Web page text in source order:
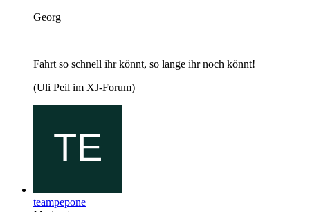
Georg
Fahrt so schnell ihr könnt, so lange ihr noch könnt!
(Uli Peil im XJ-Forum)
teampepone